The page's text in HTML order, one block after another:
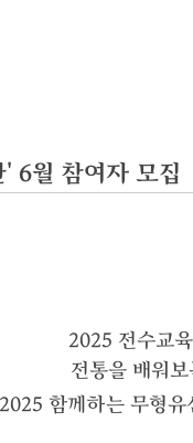
6월 참여자 모집
2025 전수교
전통을 배워
함께하는 무형